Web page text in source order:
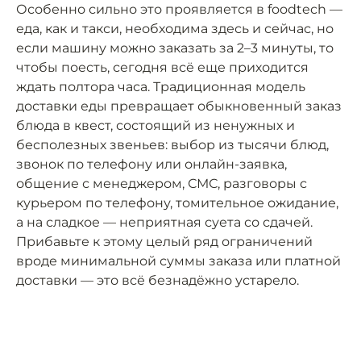
Особенно сильно это проявляется в foodtech —
еда, как и такси, необходима здесь и сейчас, но
если машину можно заказать за 2–3 минуты, то
чтобы поесть, сегодня всё еще приходится
ждать полтора часа. Традиционная модель
доставки еды превращает обыкновенный заказ
блюда в квест, состоящий из ненужных и
бесполезных звеньев: выбор из тысячи блюд,
звонок по телефону или онлайн-заявка,
общение с менеджером, СМС, разговоры с
курьером по телефону, томительное ожидание,
а на сладкое — неприятная суета со сдачей.
Прибавьте к этому целый ряд ограничений
вроде минимальной суммы заказа или платной
доставки — это всё безнадёжно устарело.